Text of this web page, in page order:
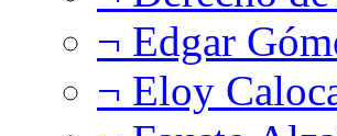
¬ Edgar
¬ Eloy